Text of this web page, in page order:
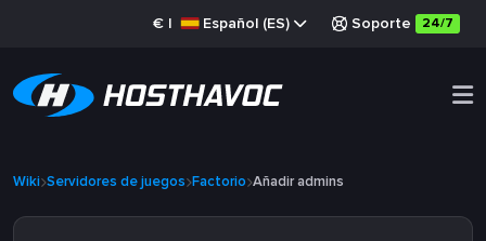
€ | Español (ES) Soporte 24/7
Wiki Servidores de juegos Factorio Añadir admins